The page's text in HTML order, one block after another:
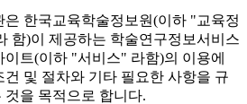
은 한국교육학술정보원(이하 "교육정
함)이 제공하는 학술연구정보서비스
이트(이하 "서비스" 라함)의 이용에
건 및 절차와 기타 필요한 사항을 규
것을 목적으로 합니다.